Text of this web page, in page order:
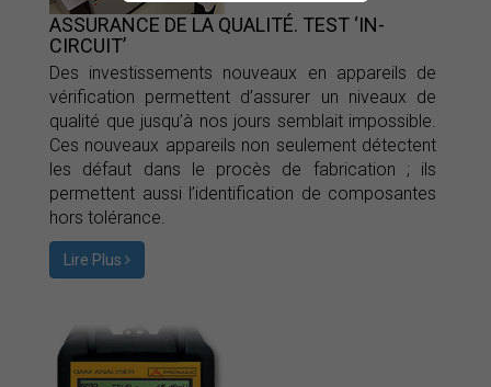
ASSURANCE DE LA QUALITÉ. TEST ‘IN-
CIRCUIT’
Des investissements nouveaux en appareils de
vérification permettent d’assurer un niveaux de
qualité que jusqu’à nos jours semblait impossible.
Ces nouveaux appareils non seulement détectent
les défaut dans le procès de fabrication ; ils
permettent aussi l’identification de composantes
hors tolérance.
Lire Plus